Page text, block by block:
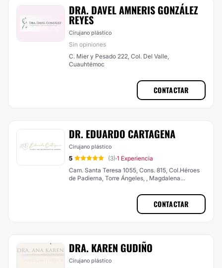
DRA. DAVEL AMNERIS GONZÁLEZ
REYES
Cirujano plástico
Sin opiniones
C. Mier y Pesado 222, Col. Del Valle,
Cuauhtémoc
CONTACTAR
DR. EDUARDO CARTAGENA
Cirujano plástico
5 (3)·1 Experiencia
Cam. Santa Teresa 1055, Cons. 815, Col.Héroes
de Padierna, Torre Ángeles, , Magdalena
CONTACTAR
DRA. KAREN GUDIÑO
Cirujano plástico